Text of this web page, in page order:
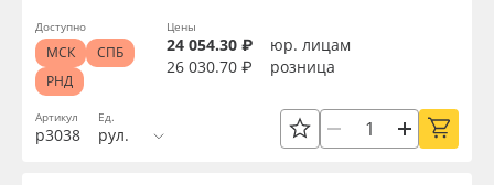
Артикул
р3038
Ед.
рул.
Цены
24 054.30 ₽
юр. лицам
26 030.70 ₽
розница
Доступно
МСК
СПБ
РНД